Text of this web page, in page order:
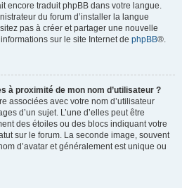
encore traduit phpBB dans votre langue.
du forum d’installer la langue
pas à créer et partager une nouvelle
sur le site Internet de phpBB®.
à proximité de mon nom d’utilisateur ?
associées avec votre nom d’utilisateur
d’un sujet. L’une d’elles peut être
des étoiles ou des blocs indiquant votre
sur le forum. La seconde image, souvent
d’avatar et généralement est unique ou